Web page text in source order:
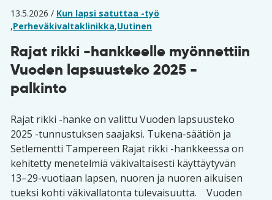
13.5.2026 / Kun lapsi satuttaa -työ
,Perheväkivaltaklinikka,Uutinen
Rajat rikki -hankkeelle myönnettiin
Vuoden lapsuusteko 2025 -
palkinto
Rajat rikki -hanke on valittu Vuoden lapsuusteko
2025 -tunnustuksen saajaksi. Tukena-säätiön ja
Setlementti Tampereen Rajat rikki -hankkeessa on
kehitetty menetelmiä väkivaltaisesti käyttäytyvän
13–29-vuotiaan lapsen, nuoren ja nuoren aikuisen
tueksi kohti väkivallatonta tulevaisuutta. Vuoden